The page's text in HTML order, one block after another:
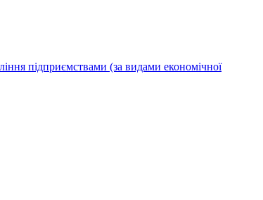
підприємствами (за видами економічної